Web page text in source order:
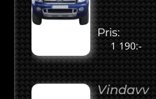
Pris:
1 190:-